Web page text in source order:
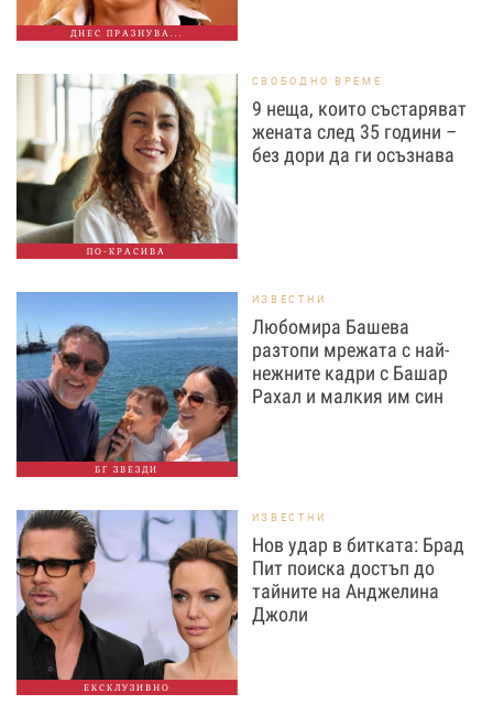
ДНЕС ПРАЗНУВА...
ПО-КРАСИВА
СВОБОДНО ВРЕМЕ
9 неща, които състаряват
жената след 35 години –
без дори да ги осъзнава
БГ ЗВЕЗДИ
ИЗВЕСТНИ
Любомира Башева
разтопи мрежата с най-
нежните кадри с Башар
Рахал и малкия им син
ЕКСКЛУЗИВНО
ИЗВЕСТНИ
Нов удар в битката: Брад
Пит поиска достъп до
тайните на Анджелина
Джоли